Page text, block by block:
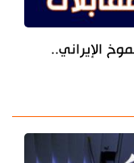
الإيراني..